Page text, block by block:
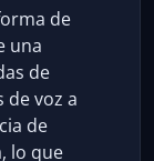
de
una
de
de voz a
de
lo que